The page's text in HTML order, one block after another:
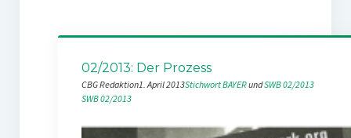
02/2013: Der Prozess
CBG Redaktion1. April 2013Stichwort BAYER und SWB 02/2013
SWB 02/2013